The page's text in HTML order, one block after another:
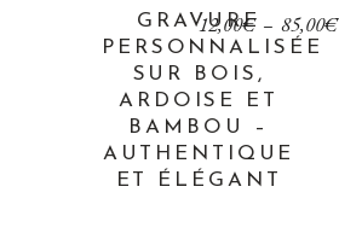
GRAVURE
PERSONNALISÉE
SUR BOIS,
ARDOISE ET
BAMBOU –
AUTHENTIQUE
ET ÉLÉGANT
12,00€ – 85,00€